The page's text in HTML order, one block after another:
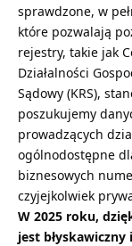
sprawdzone, w
które pozwalają
rejestry, takie jak
Działalności
Sądowy (KRS),
poszukujemy
prowadzących
ogólnodostępne
biznesowych
czyjejkolwiek
W 2025 roku,
jest